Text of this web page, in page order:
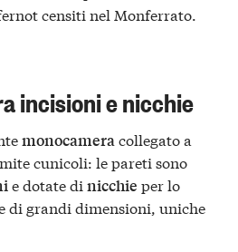
censiti nel Monferrato.
incisioni e nicchie
monocameracollegato a
cunicoli: le pareti sono
e dotate di nicchie per lo
di grandi dimensioni, uniche